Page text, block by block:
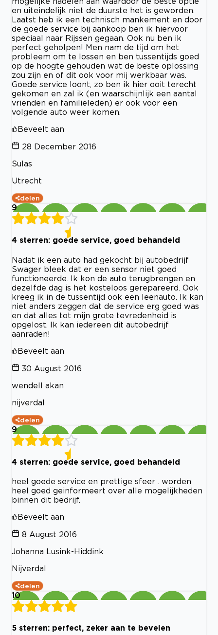
en uiteindelijk niet de duurste het is geworden.
Laatst heb ik een technisch mankement en door
de goede service bij aankoop ben ik hiervoor
speciaal naar Rijssen gegaan. Ook nu ben ik
perfect geholpen! Men nam de tijd om het
probleem om te lossen en ben tussentijds goed
op de hoogte gehouden wat de beste oplossing
zou zijn en of dit ook voor mij werkbaar was.
Goede service loont, zo ben ik hier ooit terecht
gekomen en zal ik (en waarschijnlijk een aantal
vrienden en familieleden) er ook voor een
volgende auto weer komen.
Beveelt aan
28 December 2016
Sulas
Utrecht
delen
9
4 sterren: goede service, goed behandeld
Nadat ik een auto had gekocht bij autobedrijf
Swager bleek dat er een sensor niet goed
functioneerde. Ik kon de auto terugbrengen en
dezelfde dag is het kosteloos gerepareerd. Ook
kreeg ik in de tussentijd ook een leenauto. Ik kan
niet anders zeggen dat de service erg goed was
en dat alles tot mijn grote tevredenheid is
opgelost. Ik kan iedereen dit autobedrijf
aanraden!
Beveelt aan
30 August 2016
wendell akan
nijverdal
delen
9
4 sterren: goede service, goed behandeld
heel goede service en prettige sfeer . worden
heel goed geinformeert over alle mogelijkheden
binnen dit bedrijf.
Beveelt aan
8 August 2016
Johanna Lusink-Hiddink
Nijverdal
delen
10
5 sterren: perfect, zeker aan te bevelen